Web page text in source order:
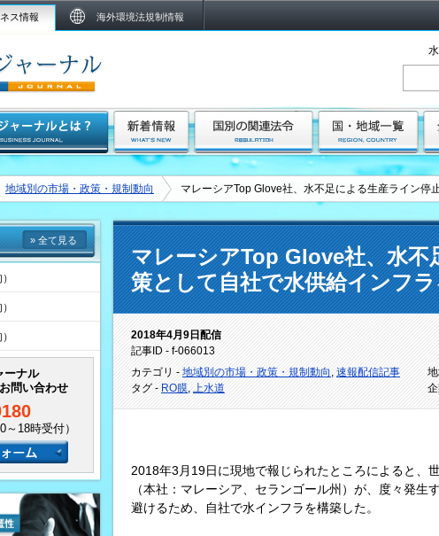
ス情報 海外環境法規制情報
地域別の市場・政策・規制動向 マレーシアTop Glove社、水不足による生産ライン停
マレーシアTop Glove社、水不
策として自社で水供給インフ
2018年4月9日配信
記事ID - f-066013
カテゴリ - 地域別の市場・政策・規制動向, 速報配信記事
タグ - RO膜, 上水道
2018年3月19日に現地で報じられたところによると、
（本社：マレーシア、セランゴール州）が、度々発
避けるため、自社で水インフラを構築した。
» 全て見る
ーナル
問い合わせ
～18時受付）